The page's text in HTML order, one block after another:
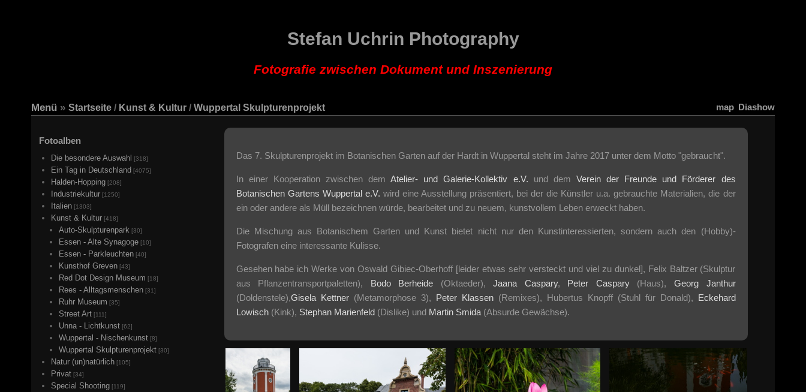
Stefan Uchrin Photography
Fotografie zwischen Dokument und Inszenierung
Menü » Startseite / Kunst & Kultur / Wuppertal Skulpturenprojekt map Diashow
Fotoalben
Die besondere Auswahl [318]
Ein Tag in Deutschland [4075]
Halden-Hopping[208]
Industriekultur[1250]
Italien[1303]
Kunst & Kultur[418]
Auto-Skulpturenpark [30]
Essen - Alte Synagoge[10]
Essen - Parkleuchten[40]
Kunsthof Greven[43]
Red Dot Design Museum [18]
Rees - Alltagsmenschen[31]
Ruhr Museum [35]
Street Art[111]
Unna - Lichtkunst[62]
Wuppertal - Nischenkunst[8]
Wuppertal Skulpturenprojekt[30]
Natur (un)natürlich[105]
Privat[34]
Special Shooting[119]
Das 7. Skulpturenprojekt im Botanischen Garten auf der Hardt in Wuppertal steht im Jahre 2017 unter dem Motto "gebraucht".
In einer Kooperation zwischen demAtelier- und Galerie-Kollektiv e.V. und dem Verein der Freunde und Förderer des
Botanischen Gartens Wuppertal e.V. wird eine Ausstellung präsentiert, bei der die Künstler u.a. gebrauchte Materialien, die der
ein oder andere als Müll bezeichnen würde, bearbeitet und zu neuem, kunstvollem Leben erweckt haben.
Die Mischung aus Botanischem Garten und Kunst bietet nicht nur den Kunstinteressierten, sondern auch den (Hobby)-
Fotografen eine interessante Kulisse.
Gesehen habe ich Werke von Oswald Gibiec-Oberhoff [leider etwas sehr versteckt und viel zu dunkel], Felix Baltzer (Skulptur
aus Pflanzentransportpaletten), Bodo Berheide (Oktaeder),Jaana Caspary, Peter Caspary(Haus), Georg Janthur
(Doldenstele),Gisela Kettner(Metamorphose 3), Peter Klassen(Remixes), Hubertus Knopff (Stuhl für Donald), Eckehard
Lowisch(Kink), Stephan Marienfeld(Dislike) und Martin Smida(Absurde Gewächse).